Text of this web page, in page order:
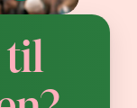
til